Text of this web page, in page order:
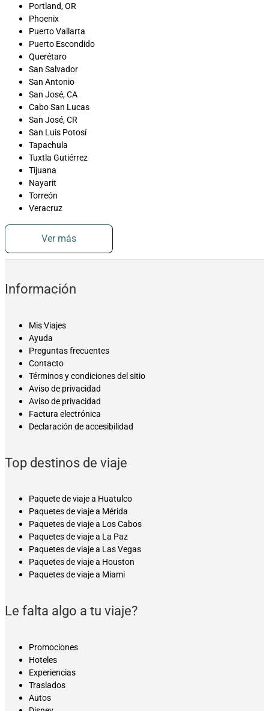
Portland, OR
Phoenix
Puerto Vallarta
Puerto Escondido
Querétaro
San Salvador
San Antonio
San José, CA
Cabo San Lucas
San José, CR
San Luis Potosí
Tapachula
Tuxtla Gutiérrez
Tijuana
Nayarit
Torreón
Veracruz
Ver más
Información
Mis Viajes
Ayuda
Preguntas frecuentes
Contacto
Términos y condiciones del sitio
Aviso de privacidad
Aviso de privacidad
Factura electrónica
Declaración de accesibilidad
Top destinos de viaje
Paquete de viaje a Huatulco
Paquetes de viaje a Mérida
Paquetes de viaje a Los Cabos
Paquetes de viaje a La Paz
Paquetes de viaje a Las Vegas
Paquetes de viaje a Houston
Paquetes de viaje a Miami
Le falta algo a tu viaje?
Promociones
Hoteles
Experiencias
Traslados
Autos